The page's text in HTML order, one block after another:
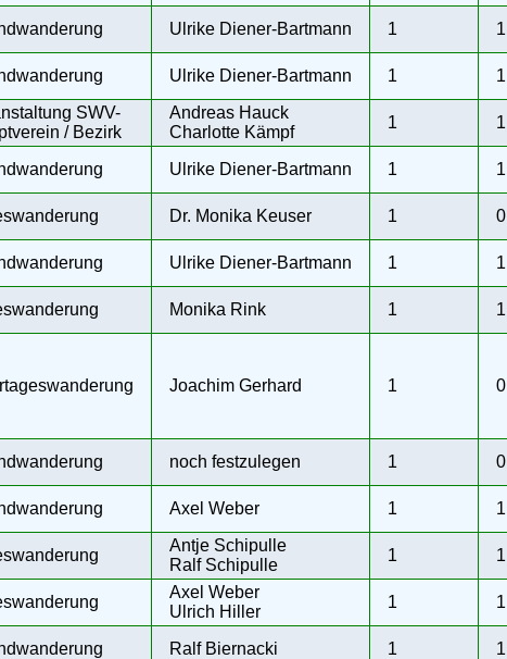
Ulrike Diener-Bartmann 1 1
Ulrike Diener-Bartmann 1 1
SWV-
/ Bezirk
Andreas Hauck
Charlotte Kämpf
1 1
Ulrike Diener-Bartmann 1 1
Dr. Monika Keuser 1 0
Ulrike Diener-Bartmann 1 1
Monika Rink 1 1
Joachim Gerhard 1 0
noch festzulegen 1 0
Axel Weber 1 1
Antje Schipulle
Ralf Schipulle
1 1
Axel Weber
Ulrich Hiller
1 1
Ralf Biernacki 1 1